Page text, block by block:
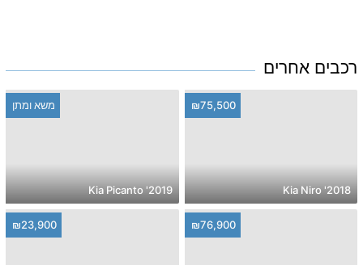
רכבים אחרים
₪75,500
2018' Kia Niro
משא ומתן
2019' Kia Picanto
₪76,900
₪23,900